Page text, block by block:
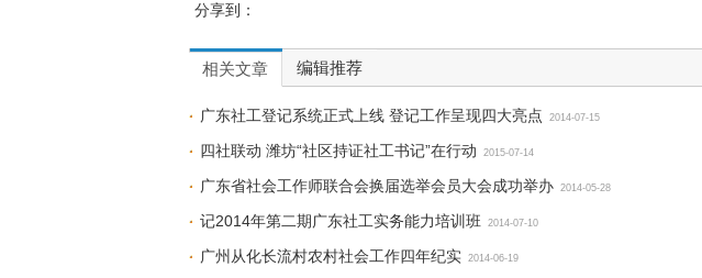
分享到：
相关文章 编辑推荐
广东社工登记系统正式上线 登记工作呈现四大亮点 2014-07-15
四社联动 潍坊“社区持证社工书记”在行动 2015-07-14
广东省社会工作师联合会换届选举会员大会成功举办 2014-05-28
记2014年第二期广东社工实务能力培训班 2014-07-10
广州从化长流村农村社会工作四年纪实 2014-06-19